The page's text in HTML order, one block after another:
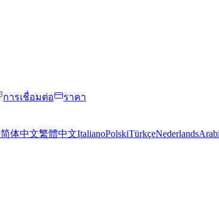
การเชื่อมต่อ ราคา
简体中文繁體中文ItalianoPolskiTürkçeNederlands